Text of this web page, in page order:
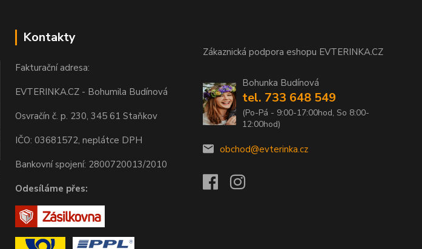
Kontakty
Fakturační adresa:
EVTERINKA.CZ - Bohumila Budínová
Osvračín č. p. 230, 345 61 Staňkov
IČO: 03681572, neplátce DPH
Bankovní spojení: 2800720013/2010
Odesíláme přes:
Zákaznická podpora eshopu EVTERINKA.CZ
Bohunka Budínová
tel. 733 648 549
(Po-Pá - 9:00-17:00hod, So 8:00-
12:00hod)
obchod@evterinka.cz